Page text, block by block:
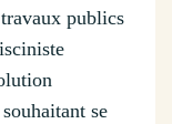
publics
se